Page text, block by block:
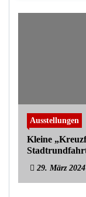
Ausstellungen
Kleine
29. März 2024